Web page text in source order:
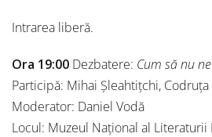
Intrarea liberă.
Ora 19:00 Dezbatere: Cum să nu
Participă: Mihai Șleahtițchi,
Moderator: Daniel Vodă
Locul: Muzeul Național al Literaturii